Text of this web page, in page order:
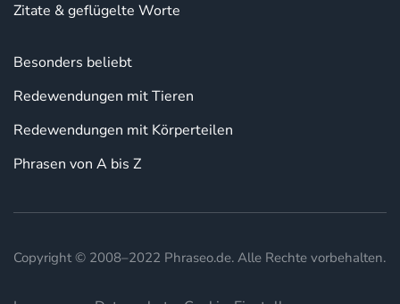
Zitate & geflügelte Worte
Besonders beliebt
Redewendungen mit Tieren
Redewendungen mit Körperteilen
Phrasen von A bis Z
Copyright © 2008–2022 Phraseo.de. Alle Rechte vorbehalten.